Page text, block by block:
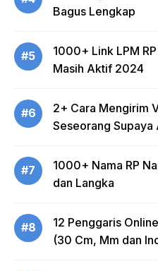
Bagus Lengkap
#5
1000+ Link LPM
Masih Aktif 2024
#6
2+ Cara Mengirim
Seseorang Supaya
#7
1000+ Nama RP
dan Langka
#8
12 Penggaris
(30 Cm, Mm dan